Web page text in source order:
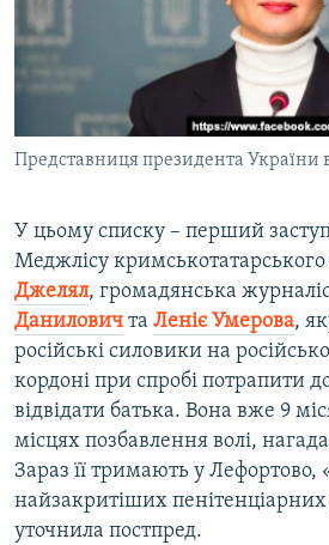
Представниця президента України
У цьому списку – перший
Меджлісу
Джелял, громадянська
Данилович та Леніє Умерова,
російські силовики на
кордоні при спробі потрапити
відвідати батька. Вона вже 9
місцях позбавлення волі,
Зараз її тримають у Лефортово,
найзакритіших
уточнила постпред.